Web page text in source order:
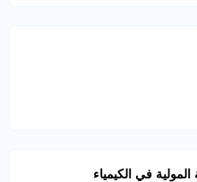
في الكيمياء